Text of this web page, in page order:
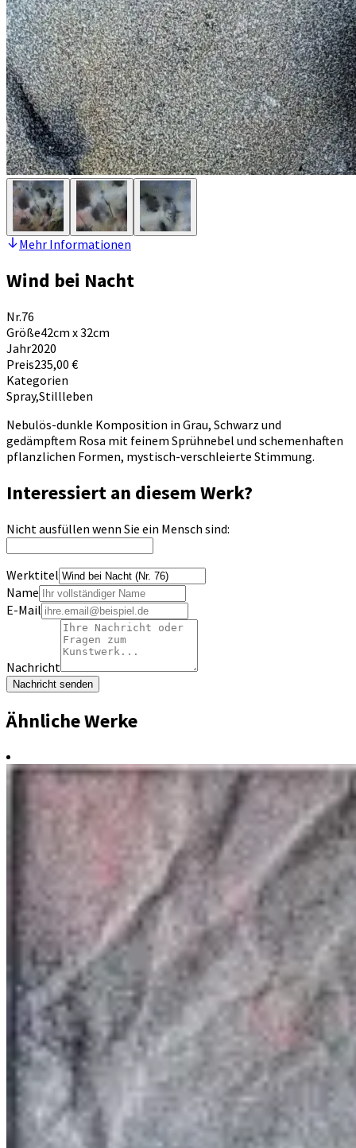
Mehr Informationen
Wind bei Nacht
Nr.76
Größe42cm x 32cm
Jahr2020
Preis235,00 €
Kategorien
Spray,Stillleben
Nebulös-dunkle Komposition in Grau, Schwarz und
gedämpftem Rosa mit feinem Sprühnebel und schemenhaften
pflanzlichen Formen, mystisch-verschleierte Stimmung.
Interessiert an diesem Werk?
Nicht ausfüllen wenn Sie ein Mensch sind:
Werktitel
Name
E-Mail
Nachricht
Nachricht senden
Ähnliche Werke